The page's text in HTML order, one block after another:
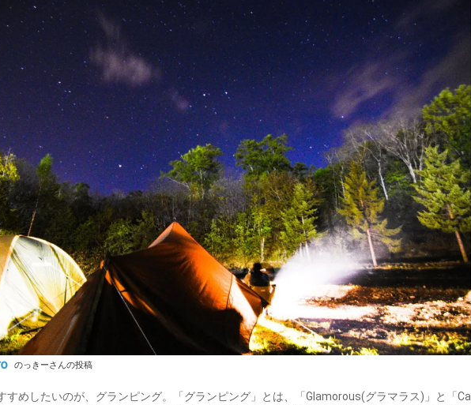
のっきーさんの投稿
すめしたいのが、グランピング。「グランピング」とは、「Glamorous(グラマラス)」と「Ca